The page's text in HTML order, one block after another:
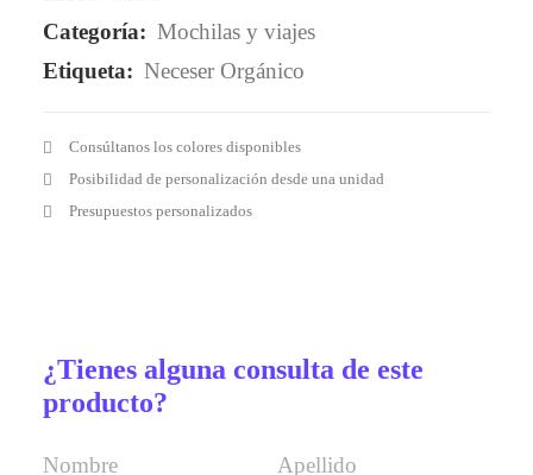
Categoría: Mochilas y viajes
Etiqueta: Neceser Orgánico
Consúltanos los colores disponibles
Posibilidad de personalización desde una unidad
Presupuestos personalizados
¿Tienes alguna consulta de este
producto?